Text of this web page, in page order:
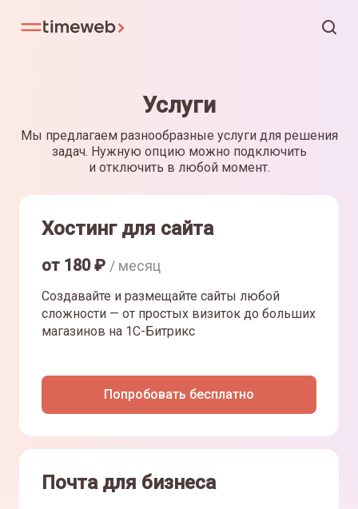
Услуги
Мы предлагаем разнообразные услуги для решения
задач. Нужную опцию можно подключить
и отключить в любой момент.
Хостинг для сайта
от 180₽ / месяц
Создавайте и размещайте сайты любой
сложности — от простых визиток до больших
магазинов на 1С-Битрикс
Попробовать бесплатно
Почта для бизнеса